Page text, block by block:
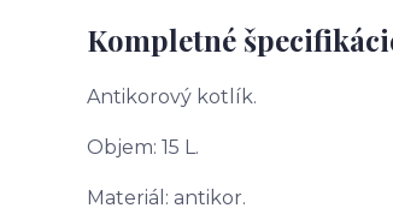
Kompletné
Antikorový kotlík.
Objem: 15 L.
Materiál: antikor.